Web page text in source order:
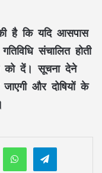
है कि यदि आसपास
संचालित होती
को दें। सूचना देने
और दोषियों के
WhatsAppTelegram